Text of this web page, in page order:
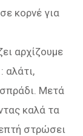
κορνέ για
αρχίζουμε
αλάτι,
Μετά
καλά τα
στρώσει